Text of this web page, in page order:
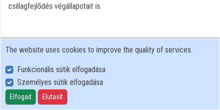
csillagfejlődés végállapotait is.
User Policy
Adatkezelési tájékoztató (en)
Cookie Policy
The website uses cookies to improve the quality of services.
Funkcionális sütik elfogadása
Személyes sütik elfogadása
Elfogad Elutasít